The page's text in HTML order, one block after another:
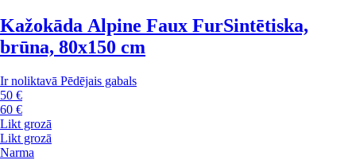
Kažokāda Alpine Faux FurSintētiska,
brūna, 80x150 cm
Ir noliktavā Pēdējais gabals
50 €
60 €
Likt grozā
Likt grozā
Narma